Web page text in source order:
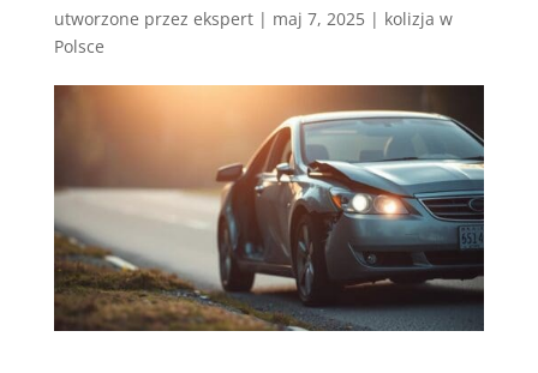
utworzone przez ekspert| maj 7, 2025| kolizja w
Polsce